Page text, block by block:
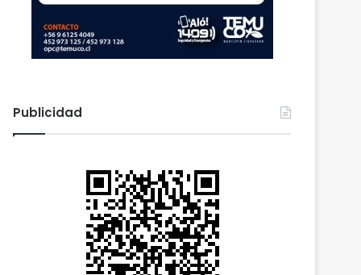
Publicidad